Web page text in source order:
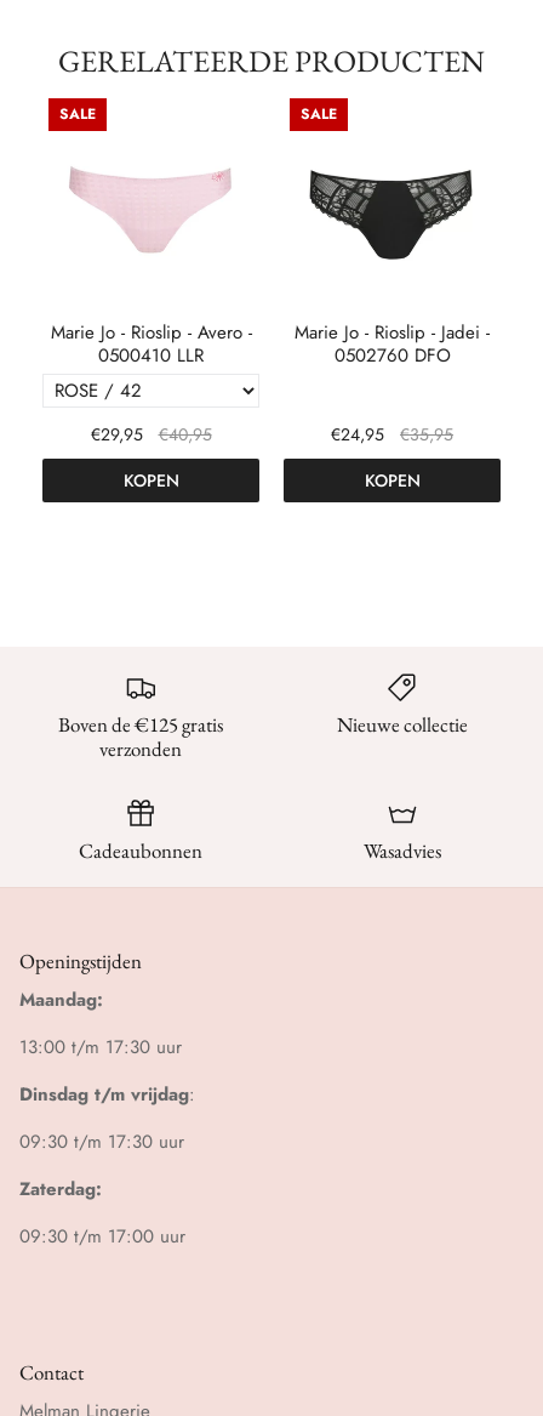
GERELATEERDE PRODUCTEN
SALE
Marie Jo - Rioslip - Avero -
0500410 LLR
€29,95
€40,95
KOPEN
SALE
Marie Jo - Rioslip - Jadei -
0502760 DFO
€24,95
€35,95
KOPEN
Boven de €125 gratis
verzonden
Nieuwe collectie
Cadeaubonnen Wasadvies
Openingstijden
Maandag:
13:00 t/m 17:30 uur
Dinsdag t/m vrijdag:
09:30 t/m 17:30 uur
Zaterdag:
09:30 t/m 17:00 uur
Contact